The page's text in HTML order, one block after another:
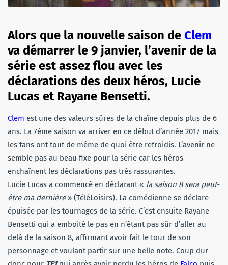
Alors que la nouvelle saison de Clem
va démarrer le 9 janvier, l’avenir de la
série est assez flou avec les
déclarations des deux héros, Lucie
Lucas et Rayane Bensetti.
Clem est une des valeurs sûres de la chaîne depuis plus de 6
ans. La 7ème saison va arriver en ce début d’année 2017 mais
les fans ont tout de même de quoi être refroidis. L’avenir ne
semble pas au beau fixe pour la série car les héros
enchaînent les déclarations pas très rassurantes.
Lucie Lucas a commencé en déclarant « la saison 8 sera peut-
être ma dernière» (TéléLoisirs). La comédienne se déclare
épuisée par les tournages de la série. C’est ensuite Rayane
Bensetti qui a emboité le pas en n’étant pas sûr d’aller au
delà de la saison 8, affirmant avoir fait le tour de son
personnage et voulant partir sur une belle note. Coup dur